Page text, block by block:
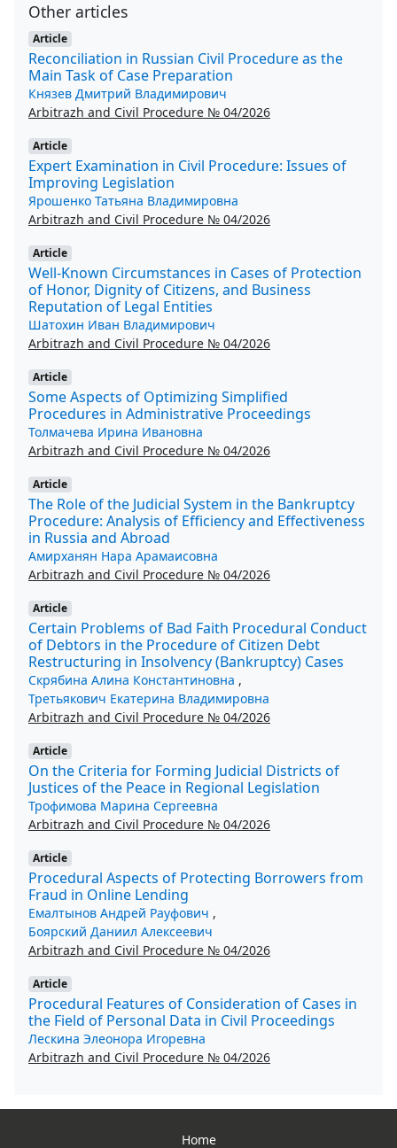
Other articles
Article
Reconciliation in Russian Civil Procedure as the
Main Task of Case Preparation
Князев Дмитрий Владимирович
Arbitrazh and Civil Procedure № 04/2026
Article
Expert Examination in Civil Procedure: Issues of
Improving Legislation
Ярошенко Татьяна Владимировна
Arbitrazh and Civil Procedure № 04/2026
Article
Well-Known Circumstances in Cases of Protection
of Honor, Dignity of Citizens, and Business
Reputation of Legal Entities
Шатохин Иван Владимирович
Arbitrazh and Civil Procedure № 04/2026
Article
Some Aspects of Optimizing Simplified
Procedures in Administrative Proceedings
Толмачева Ирина Ивановна
Arbitrazh and Civil Procedure № 04/2026
Article
The Role of the Judicial System in the Bankruptcy
Procedure: Analysis of Efficiency and Effectiveness
in Russia and Abroad
Амирханян Нара Арамаисовна
Arbitrazh and Civil Procedure № 04/2026
Article
Certain Problems of Bad Faith Procedural Conduct
of Debtors in the Procedure of Citizen Debt
Restructuring in Insolvency (Bankruptcy) Cases
Скрябина Алина Константиновна ,
Третьякович Екатерина Владимировна
Arbitrazh and Civil Procedure № 04/2026
Article
On the Criteria for Forming Judicial Districts of
Justices of the Peace in Regional Legislation
Трофимова Марина Сергеевна
Arbitrazh and Civil Procedure № 04/2026
Article
Procedural Aspects of Protecting Borrowers from
Fraud in Online Lending
Емалтынов Андрей Рауфович ,
Боярский Даниил Алексеевич
Arbitrazh and Civil Procedure № 04/2026
Article
Procedural Features of Consideration of Cases in
the Field of Personal Data in Civil Proceedings
Лескина Элеонора Игоревна
Arbitrazh and Civil Procedure № 04/2026
Home